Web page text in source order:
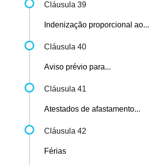
Cláusula 39
Indenização proporcional ao...
Cláusula 40
Aviso prévio para...
Cláusula 41
Atestados de afastamento...
Cláusula 42
Férias